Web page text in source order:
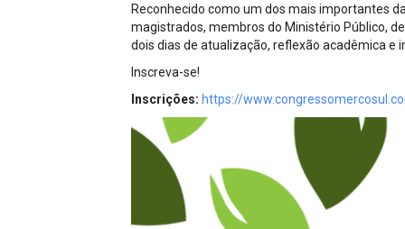
Encontre um Escritório
IBDFAM Educacional
Reconhecido como um dos mais importantes
magistrados, membros do Ministério Público,
dois dias de atualização, reflexão acadêmica e
Inscreva-se!
Inscrições: https://